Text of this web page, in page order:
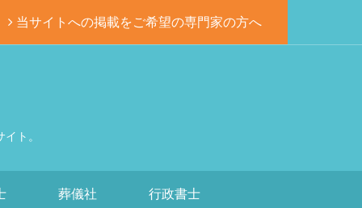
当サイトへの掲載をご希望の専門家の方へ
ト。
葬儀社 行政書士